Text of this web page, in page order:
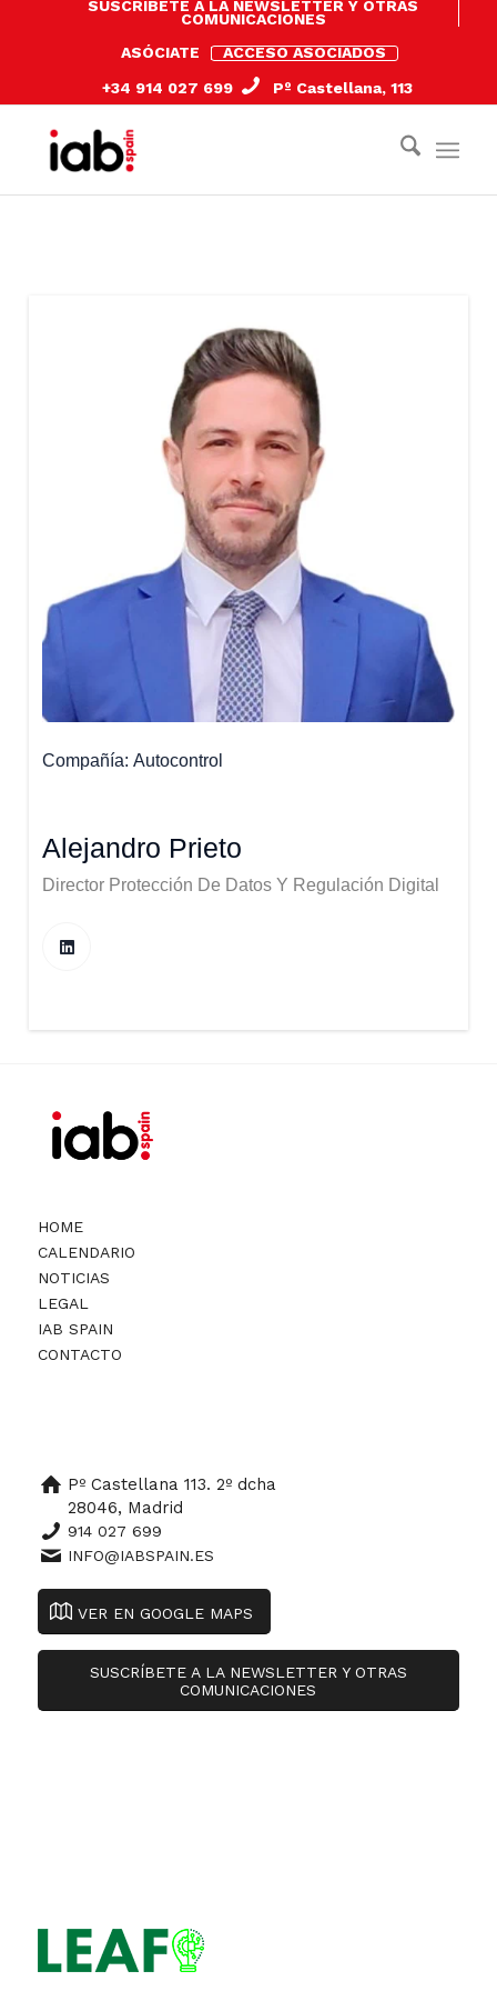
SUSCRÍBETE A LA NEWSLETTER Y OTRAS
COMUNICACIONES
ASÓCIATE
ACCESO ASOCIADOS
+34 914 027 699
Pº Castellana, 113
Compañía Autocontrol
Alejandro Prieto
Director Protección De Datos Y Regulación Digital
HOME
CALENDARIO
NOTICIAS
LEGAL
IAB SPAIN
CONTACTO
Pº Castellana 113. 2º dcha
28046, Madrid
914 027 699
INFO@IABSPAIN.ES
VER EN GOOGLE MAPS
SUSCRÍBETE A LA NEWSLETTER Y OTRAS
COMUNICACIONES